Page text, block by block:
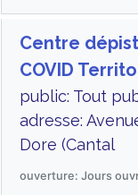
Centre
COVID
public: Tout
adresse:
Dore (Cantal
ouverture: Jours